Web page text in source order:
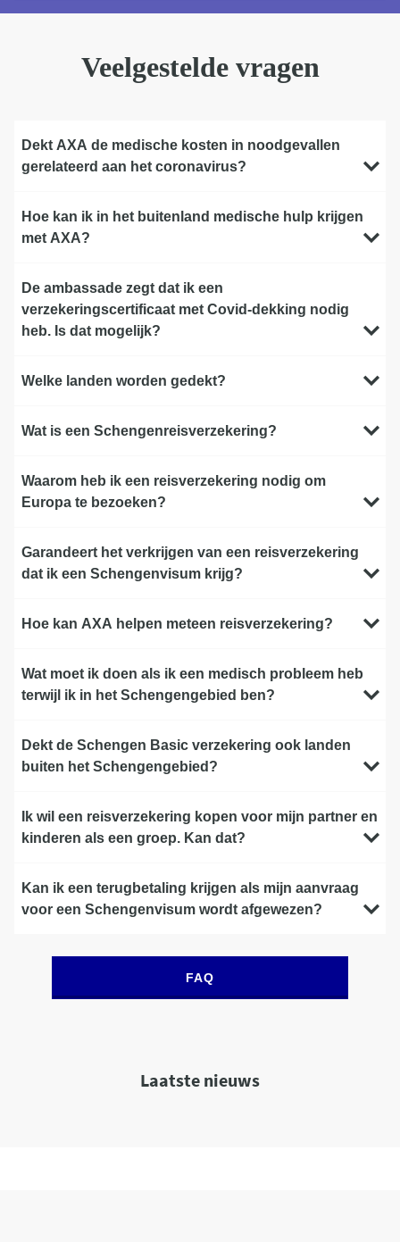
Veelgestelde vragen
Dekt AXA de medische kosten in noodgevallen
gerelateerd aan het coronavirus?
Hoe kan ik in het buitenland medische hulp krijgen
met AXA?
De ambassade zegt dat ik een
verzekeringscertificaat met Covid-dekking nodig
heb. Is dat mogelijk?
Welke landen worden gedekt?
Wat is een Schengenreisverzekering?
Waarom heb ik een reisverzekering nodig om
Europa te bezoeken?
Garandeert het verkrijgen van een reisverzekering
dat ik een Schengenvisum krijg?
Hoe kan AXA helpen meteen reisverzekering?
Wat moet ik doen als ik een medisch probleem heb
terwijl ik in het Schengengebied ben?
Dekt de Schengen Basic verzekering ook landen
buiten het Schengengebied?
Ik wil een reisverzekering kopen voor mijn partner en
kinderen als een groep. Kan dat?
Kan ik een terugbetaling krijgen als mijn aanvraag
voor een Schengenvisum wordt afgewezen?
FAQ
Laatste nieuws